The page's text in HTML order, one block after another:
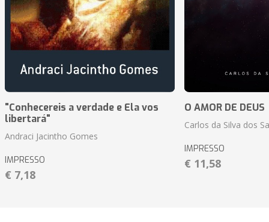
"Conhecereis a verdade e Ela vos
libertará"
Andraci Jacintho Gomes
IMPRESSO
€ 7,18
O AMOR DE DEUS
Carlos da Silva dos
IMPRESSO
€ 11,58